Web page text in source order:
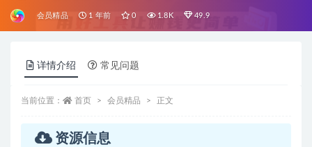
会员精品 1 年前 0 1.8K 49.9
详情介绍 常见问题
当前位置： 首页 会员精品 正文
资源信息